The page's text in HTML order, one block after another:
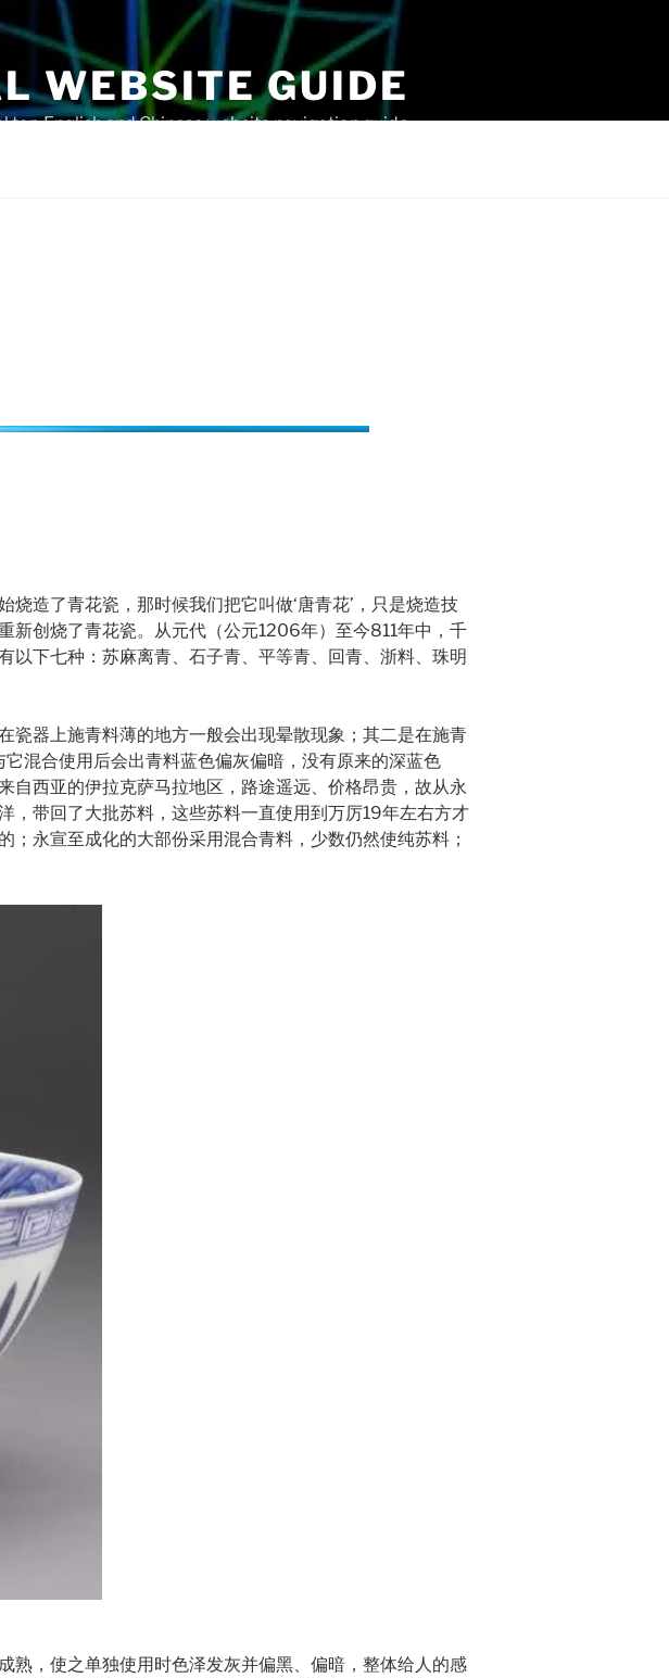
WEBSITE GUIDE
top English and Chinese website navigation guide
造了青花瓷，那时候我们把它叫做‘唐青花’，只是烧造技
新创烧了青花瓷。从元代（公元1206年）至今811年中，千
以下七种：苏麻离青、石子青、平等青、回青、浙料、珠明
瓷器上施青料薄的地方一般会出现晕散现象；其二是在施青
混合使用后会出青料蓝色偏灰偏暗，没有原来的深蓝色
自西亚的伊拉克萨马拉地区，路途遥远、价格昂贵，故从永
，带回了大批苏料，这些苏料一直使用到万厉19年左右方才
永宣至成化的大部份采用混合青料，少数仍然使纯苏料；
熟，使之单独使用时色泽发灰并偏黑、偏暗，整体给人的感